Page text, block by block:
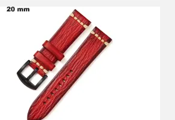
Ajouter au panier
Ajouter au panier